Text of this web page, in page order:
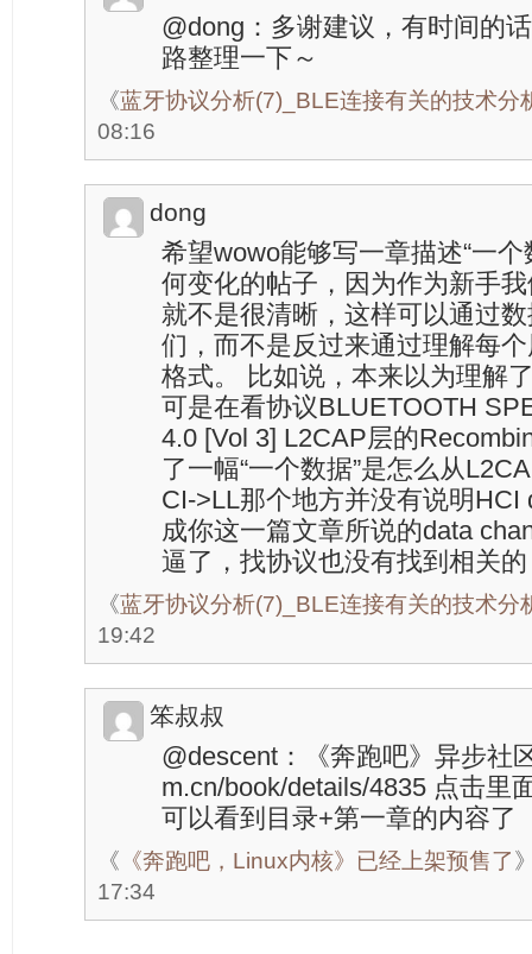
@dong：多谢建议，有时间的
路整理一下～
《蓝牙协议分析(7)_BLE连接有关的技术分
08:16
dong
希望wowo能够写一章描述“一
何变化的帖子，因为作为新手
就不是很清晰，这样可以通过
们，而不是反过来通过理解每
格式。 比如说，本来以为理解
可是在看协议BLUETOOTH
4.0 [Vol 3] L2CAP层的
了一幅“一个数据”是怎么从
CI->LL那个地方并没有说明HCI
成你这一篇文章所说的data
逼了，找协议也没有找到相关
《蓝牙协议分析(7)_BLE连接有关的技术分
19:42
笨叔叔
@descent：《奔跑吧》异步社
m.cn/book/details/4835 点击里
可以看到目录+第一章的内容了
《 《奔跑吧，Linux内核》已经上架预售了
17:34